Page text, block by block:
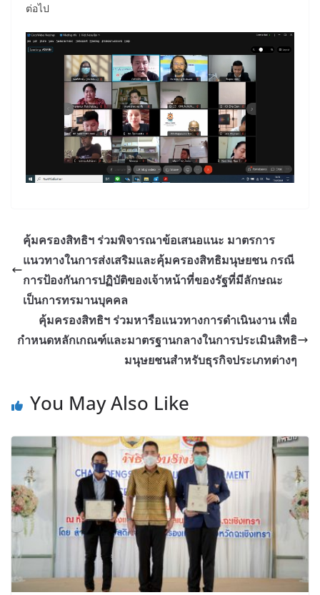
ต่อไป
คุ้มครองสิทธิฯ ร่วมพิจารณาข้อเสนอแนะ มาตรการ
แนวทางในการส่งเสริมและคุ้มครองสิทธิมนุษยชน กรณี
การป้องกันการปฏิบัติของเจ้าหน้าที่ของรัฐที่มีลักษณะ
เป็นการทรมานบุคคล
คุ้มครองสิทธิฯ ร่วมหารือแนวทางการดำเนินงาน เพื่อ
กำหนดหลักเกณฑ์และมาตรฐานกลางในการประเมินสิทธิ
มนุษยชนสำหรับธุรกิจประเภทต่างๆ
You May Also Like